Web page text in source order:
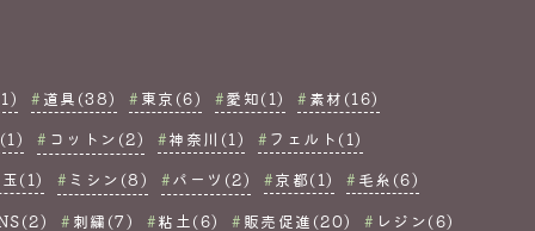
道具(38) 東京(6) 愛知(1)
素材(16)
コットン(2) 神奈川(1)
フェルト(1)
(1) ミシン(8) パーツ(2) 京都(1)
毛糸(6)
刺繍(7) 粘土(6) 販売促進(20) レジン(6)